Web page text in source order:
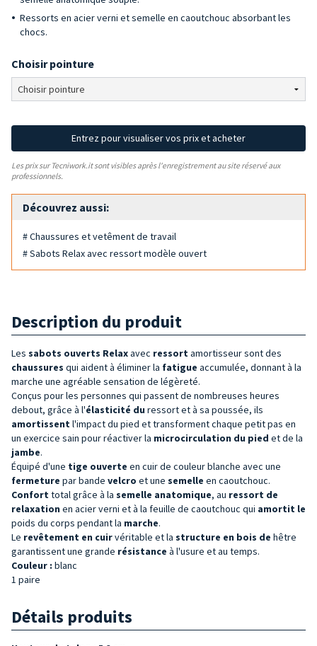
Ressorts en acier verni et semelle en caoutchouc absorbant les
chocs.
Choisir pointure
Entrez pour visualiser vos prix et acheter
Les prix sur Tecniwork.it sont visibles après l'enregistrement au site réservé aux
professionnels.
Découvrez aussi:
# Chaussures et vetêment de travail
# Sabots Relax avec ressort modèle ouvert
Description du produit
Les sabots ouverts Relaxavec ressort amortisseur sont des
chaussures qui aident à éliminer la fatigue accumulée, donnant à la
marche une agréable sensation de légèreté.
Conçus pour les personnes qui passent de nombreuses heures
debout, grâce à l'élasticité du ressort et à sa poussée, ils
amortissent l'impact du pied et transforment chaque petit pas en
un exercice sain pour réactiverla microcirculation du pied et de la
jambe.
Équipé d'une tige ouverte en cuir de couleurblanche avec une
fermeture par bande velcro et une semelle en caoutchouc.
Confort total grâce à la semelle anatomique, au ressort de
relaxation en acier verni et à la feuille de caoutchouc qui amortit le
poids du corps pendant la marche.
Le revêtement en cuirvéritable et la structure en bois de hêtre
garantissent une grande résistance à l'usure et au temps.
Couleur : blanc
1 paire
Détails produits